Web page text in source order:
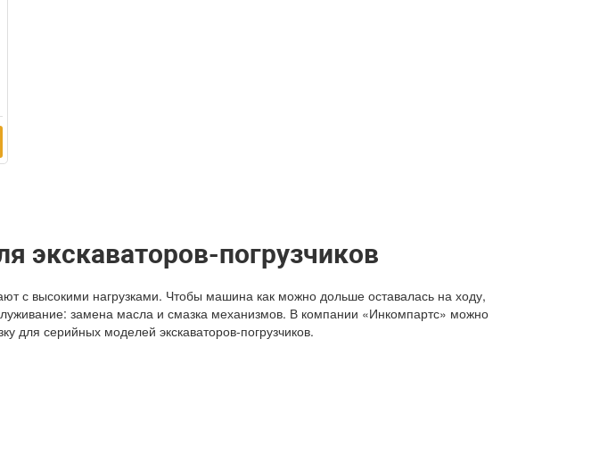
экскаваторов-погрузчиков
с высокими нагрузками. Чтобы машина как можно дольше оставалась на ходу,
замена масла и смазка механизмов. В компании «Инкомпартс» можно
для серийных моделей экскаваторов-погрузчиков.